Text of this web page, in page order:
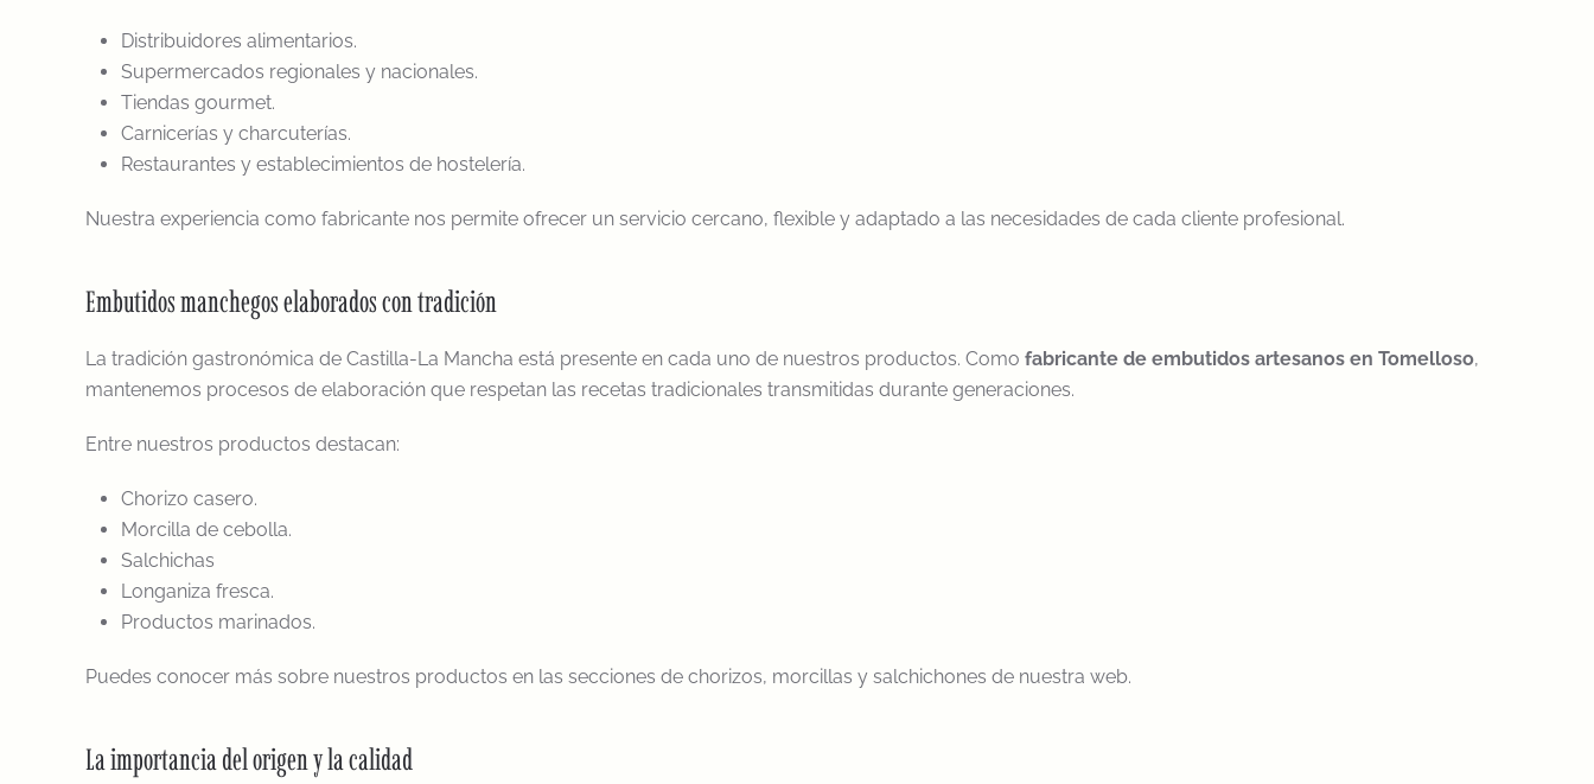
Distribuidores alimentarios.
Supermercados regionales y nacionales.
Tiendas gourmet.
Carnicerías y charcuterías.
Restaurantes y establecimientos de hostelería.
Nuestra experiencia como fabricante nos permite ofrecer un servicio cercano, flexible y adaptado a las necesidades de cada cliente profesional.
Embutidos manchegos elaborados con tradición
La tradición gastronómica de Castilla-La Mancha está presente en cada uno de nuestros productos. Como fabricante de embutidos artesanos en Tomelloso,
mantenemos procesos de elaboración que respetan las recetas tradicionales transmitidas durante generaciones.
Entre nuestros productos destacan:
Chorizo casero.
Morcilla de cebolla.
Salchichas
Longaniza fresca.
Productos marinados.
Puedes conocer más sobre nuestros productos en las secciones de chorizos, morcillas y salchichones de nuestra web.
La importancia del origen y la calidad